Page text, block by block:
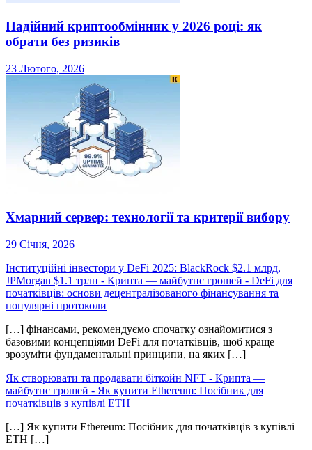
Надійний криптообмінник у 2026 році: як
обрати без ризиків
23 Лютого, 2026
Хмарний сервер: технології та критерії вибору
29 Січня, 2026
Інституційні інвестори у DeFi 2025: BlackRock $2.1 млрд,
JPMorgan $1.1 трлн - Крипта — майбутнє грошей - DeFi для
початківців: основи децентралізованого фінансування та
популярні протоколи
[…] фінансами, рекомендуємо спочатку ознайомитися з
базовими концепціями DeFi для початківців, щоб краще
зрозуміти фундаментальні принципи, на яких […]
Як створювати та продавати біткойн NFT - Крипта —
майбутнє грошей - Як купити Ethereum: Посібник для
початківців з купівлі ETH
[…] Як купити Ethereum: Посібник для початківців з купівлі
ETH […]